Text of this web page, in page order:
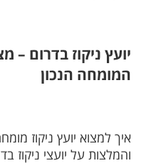
יועץ ניקוז בדרום –
המומחה הנכון
איך למצוא יועץ ניקוז
והמלצות על יועצי ניקוז